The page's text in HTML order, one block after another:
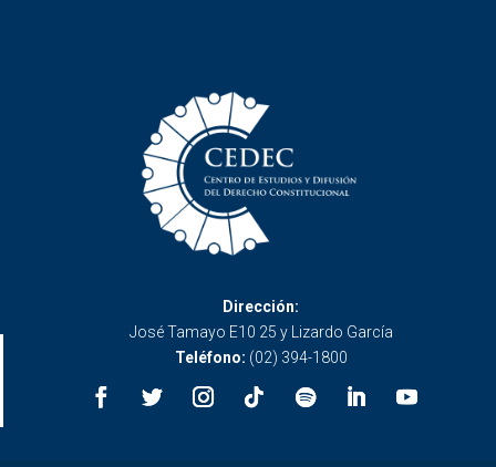
Dirección:
José Tamayo E10 25 y Lizardo García
Teléfono: (02) 394-1800